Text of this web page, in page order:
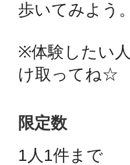
歩いてみよう。
※体験したい
け取ってね☆
限定数
1人1件まで